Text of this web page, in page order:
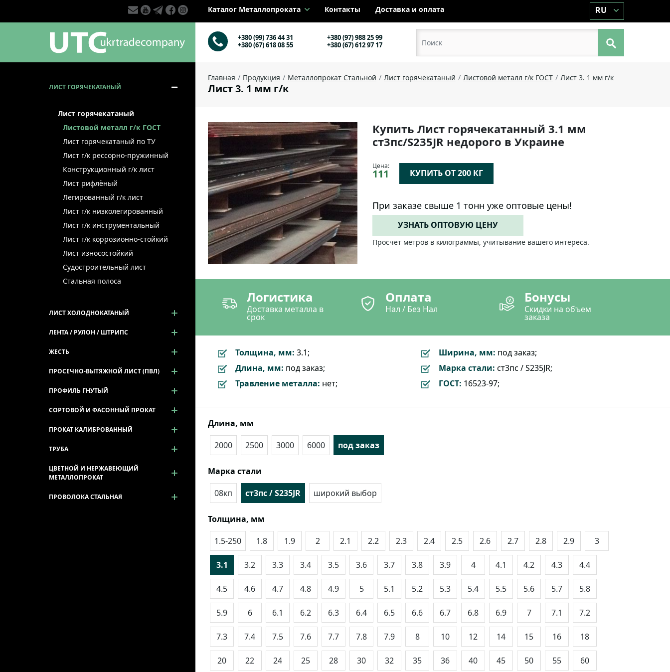
Каталог Металлопроката Контакты Доставка и оплата RU
+380 (99) 736 44 31
+380 (97) 988 25 99
+380 (67) 618 08 55
+380 (67) 612 97 17
Главная Продукция Металлопрокат Стальной Лист горячекатаный Листовой металл г/к ГОСТ Лист 3. 1 мм г/к
Лист 3. 1 мм г/к
Купить Лист горячекатанный 3.1 мм
ст3пс/S235JR недорого в Украине
Цена:
111 КУПИТЬ ОТ 200 КГ
При заказе свыше 1 тонн уже оптовые цены!
УЗНАТЬ ОПТОВУЮ ЦЕНУ
Просчет метров в килограммы, учитывание вашего интереса.
Логистика
Доставка металла в
срок
Оплата
Нал / Без Нал
Бонусы
Скидки на объем
заказа
Толщина, мм: 3.1; Ширина, мм: под заказ;
Длина, мм: под заказ; Марка стали: ст3пс / S235JR;
Травление металла: нет; ГОСТ: 16523-97;
Длина, мм
2000
2500 3000 6000 под заказ
Марка стали
08кп
ст3пс / S235JR широкий выбор
Толщина, мм
1.5-250
1.8 1.9 2 2.1 2.2 2.3 2.4 2.5 2.6 2.7 2.8 2.9 3
3.1 3.2 3.3 3.4 3.5 3.6 3.7 3.8 3.9 4 4.1 4.2 4.3 4.4
4.5 4.6 4.7 4.8 4.9 5 5.1 5.2 5.3 5.4 5.5 5.6 5.7 5.8
5.9 6 6.1 6.2 6.3 6.4 6.5 6.6 6.7 6.8 6.9 7 7.1 7.2
7.3 7.4 7.5 7.6 7.7 7.8 7.9 8 10 12 14 15 16 18
20 22 24 25 28 30 32 35 36 40 45 50 55 60
ЛИСТ ГОРЯЧЕКАТАНЫЙ
Лист горячекатаный
Листовой металл г/к ГОСТ
Лист горячекатаный по ТУ
Лист г/к рессорно-пружинный
Конструкционный г/к лист
Лист рифлёный
Легированный г/к лист
Лист г/к низколегированный
Лист г/к инструментальный
Лист г/к коррозионно-стойкий
Лист износостойкий
Судостроительный лист
Стальная полоса
ЛИСТ ХОЛОДНОКАТАНЫЙ
ЛЕНТА / РУЛОН / ШТРИПС
ЖЕСТЬ
ПРОСЕЧНО-ВЫТЯЖНОЙ ЛИСТ (ПВЛ)
ПРОФИЛЬ ГНУТЫЙ
СОРТОВОЙ И ФАСОННЫЙ ПРОКАТ
ПРОКАТ КАЛИБРОВАННЫЙ
ТРУБА
ЦВЕТНОЙ И НЕРЖАВЕЮЩИЙ
МЕТАЛЛОПРОКАТ
ПРОВОЛОКА СТАЛЬНАЯ